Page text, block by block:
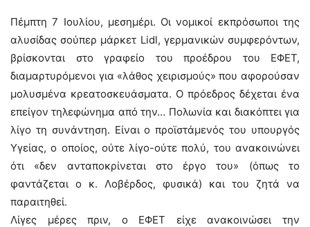
Πέμπτη 7 Ιουλίου, μεσημέρι. Οι νομικοί εκπρόσωποι της
αλυσίδας σούπερ μάρκετ Lidl, γερμανικών συμφερόντων,
βρίσκονται στο γραφείο του προέδρου του ΕΦΕΤ,
διαμαρτυρόμενοι για «λάθος χειρισμούς» που αφορούσαν
μολυσμένα κρεατοσκευάσματα. Ο πρόεδρος δέχεται ένα
επείγον τηλεφώνημα από την… Πολωνία και διακόπτει για
λίγο τη συνάντηση. Είναι ο προϊστάμενός του υπουργός
Υγείας, ο οποίος, ούτε λίγο-ούτε πολύ, του ανακοινώνει
ότι «δεν ανταποκρίνεται στο έργο του» (όπως το
φαντάζεται ο κ. Λοβέρδος, φυσικά) και του ζητά να
παραιτηθεί.
Λίγες μέρες πριν, ο ΕΦΕΤ είχε ανακοινώσει την